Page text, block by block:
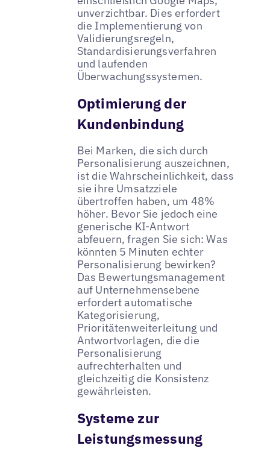
unverzichtbar. Dies erfordert
die Implementierung von
Validierungsregeln,
Standardisierungsverfahren
und laufenden
Überwachungssystemen.
Optimierung der
Kundenbindung
Bei Marken, die sich durch
Personalisierung auszeichnen,
ist die Wahrscheinlichkeit, dass
sie ihre Umsatzziele
übertroffen haben, um 48%
höher. Bevor Sie jedoch eine
generische KI-Antwort
abfeuern, fragen Sie sich: Was
könnten 5 Minuten echter
Personalisierung bewirken?
Das Bewertungsmanagement
auf Unternehmensebene
erfordert automatische
Kategorisierung,
Prioritätenweiterleitung und
Antwortvorlagen, die die
Personalisierung
aufrechterhalten und
gleichzeitig die Konsistenz
gewährleisten.
Systeme zur
Leistungsmessung